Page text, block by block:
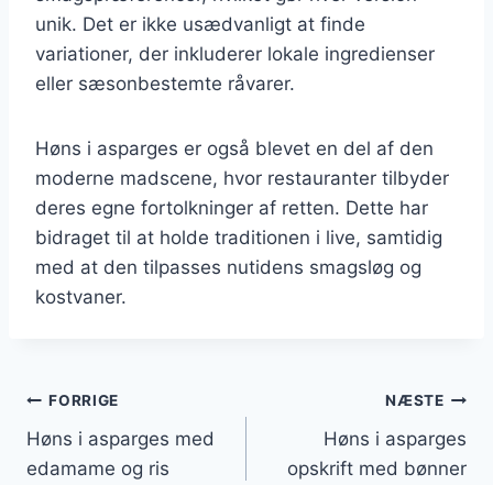
unik. Det er ikke usædvanligt at finde
variationer, der inkluderer lokale ingredienser
eller sæsonbestemte råvarer.
Høns i asparges er også blevet en del af den
moderne madscene, hvor restauranter tilbyder
deres egne fortolkninger af retten. Dette har
bidraget til at holde traditionen i live, samtidig
med at den tilpasses nutidens smagsløg og
kostvaner.
Indlægsnavigation
FORRIGE
Høns i asparges med
edamame og ris
NÆSTE
Høns i asparges
opskrift med bønner